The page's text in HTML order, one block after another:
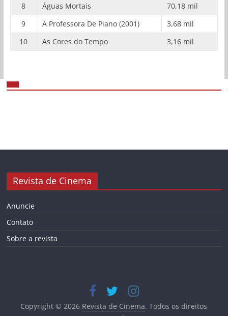
8
Águas Mortais
70,18 mil
9
A Professora De Piano (2001)
3,68 mil
10
As Cores do Tempo 3,16 mil
Revista de Cinema
Anuncie
Contato
Sobre a revista
Copyright © 2026 Revista de Cinema. Todos os direitos